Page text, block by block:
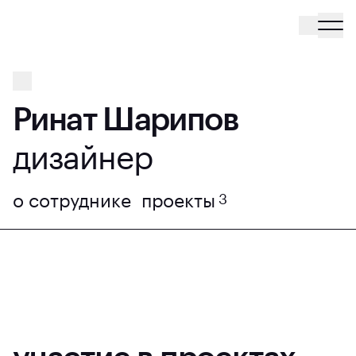
Ринат Шарипов
дизайнер
о сотруднике проекты3